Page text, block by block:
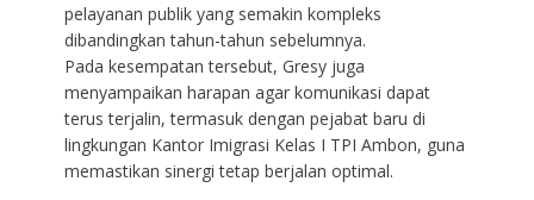
pelayanan publik yang semakin kompleks
dibandingkan tahun-tahun sebelumnya.
Pada kesempatan tersebut, Gresy juga
menyampaikan harapan agar komunikasi dapat
terus terjalin, termasuk dengan pejabat baru di
lingkungan Kantor Imigrasi Kelas I TPI Ambon, guna
memastikan sinergi tetap berjalan optimal.